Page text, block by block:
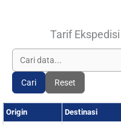
Tarif
Cari Reset
Origin Destinasi